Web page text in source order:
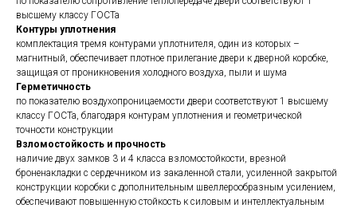
высшему классу ГОСТа
Контуры уплотнения
комплектация тремя контурами уплотнителя, один из которых –
магнитный, обеспечивает плотное прилегание двери к дверной коробке,
защищая от проникновения холодного воздуха, пыли и шума
Герметичность
по показателю воздухопроницаемости двери соответствуют 1 высшему
классу ГОСТа, благодаря контурам уплотнения и геометрической
точности конструкции
Взломостойкость и прочность
наличие двух замков 3 и 4 класса взломостойкости, врезной
броненакладки с сердечником из закаленной стали, усиленной закрытой
конструкции коробки с дополнительным швеллерообразным усилением,
обеспечивают повышенную стойкость к силовым и интеллектуальным